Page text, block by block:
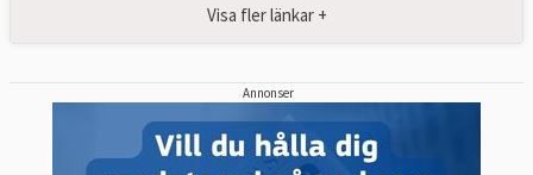
Visa fler länkar +
Annonser